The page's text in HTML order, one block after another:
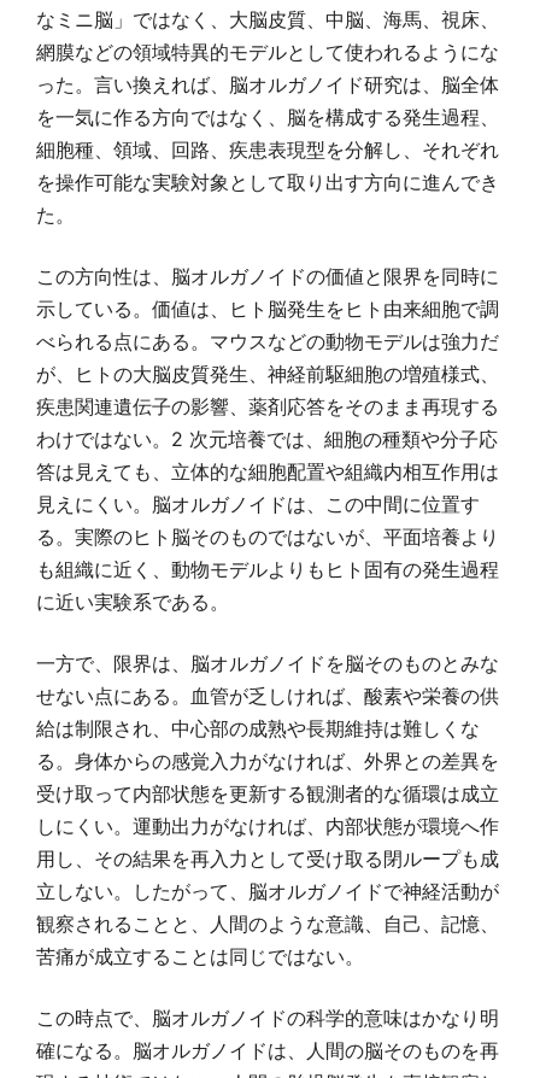
なミニ脳」ではなく、大脳皮質、中脳、海馬、視床、
網膜などの領域特異的モデルとして使われるようにな
った。言い換えれば、脳オルガノイド研究は、脳全体
を一気に作る方向ではなく、脳を構成する発生過程、
細胞種、領域、回路、疾患表現型を分解し、それぞれ
を操作可能な実験対象として取り出す方向に進んでき
た。
この方向性は、脳オルガノイドの価値と限界を同時に
示している。価値は、ヒト脳発生をヒト由来細胞で調
べられる点にある。マウスなどの動物モデルは強力だ
が、ヒトの大脳皮質発生、神経前駆細胞の増殖様式、
疾患関連遺伝子の影響、薬剤応答をそのまま再現する
わけではない。2 次元培養では、細胞の種類や分子応
答は見えても、立体的な細胞配置や組織内相互作用は
見えにくい。脳オルガノイドは、この中間に位置す
る。実際のヒト脳そのものではないが、平面培養より
も組織に近く、動物モデルよりもヒト固有の発生過程
に近い実験系である。
一方で、限界は、脳オルガノイドを脳そのものとみな
せない点にある。血管が乏しければ、酸素や栄養の供
給は制限され、中心部の成熟や長期維持は難しくな
る。身体からの感覚入力がなければ、外界との差異を
受け取って内部状態を更新する観測者的な循環は成立
しにくい。運動出力がなければ、内部状態が環境へ作
用し、その結果を再入力として受け取る閉ループも成
立しない。したがって、脳オルガノイドで神経活動が
観察されることと、人間のような意識、自己、記憶、
苦痛が成立することは同じではない。
この時点で、脳オルガノイドの科学的意味はかなり明
確になる。脳オルガノイドは、人間の脳そのものを再